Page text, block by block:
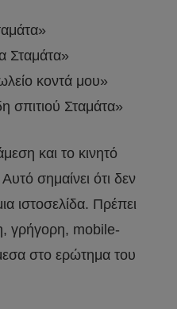
Σταμάτα»
κοντά μου»
σπιτιού Σταμάτα»
και το κινητό
σημαίνει ότι δεν
ιστοσελίδα. Πρέπει
γρήγορη, mobile-
στο ερώτημα του